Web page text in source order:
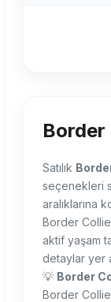
Border
Satılık
seçenekleri
aralıklarına
Border
aktif yaşam
detaylar yer
💡 Border
Border